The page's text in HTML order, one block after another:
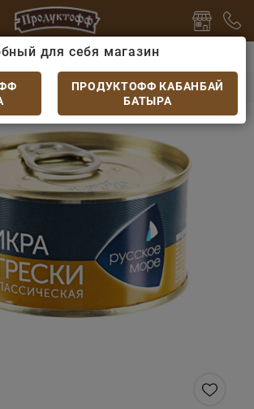
РМ Икра трески классическая
трески классическая 130гр
для себя магазин
ПРОДУКТОФФ КАБАНБАЙ
БАТЫРА